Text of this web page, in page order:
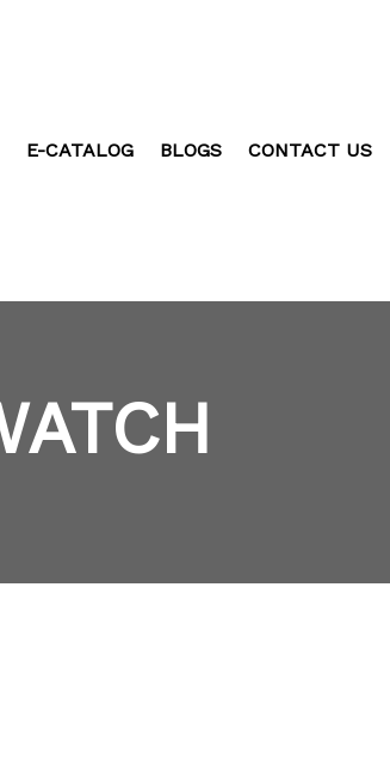
E-CATALOG BLOGS CONTACT US